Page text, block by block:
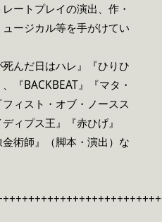
ートプレイの演出、作・
ージカル等を手がけてい
んだ日はハレ』『ひりひ
『BACKBEAT』『マタ・
ィスト・オブ・ノースス
ィプス王』『赤ひげ』
金術師』（脚本・演出）な